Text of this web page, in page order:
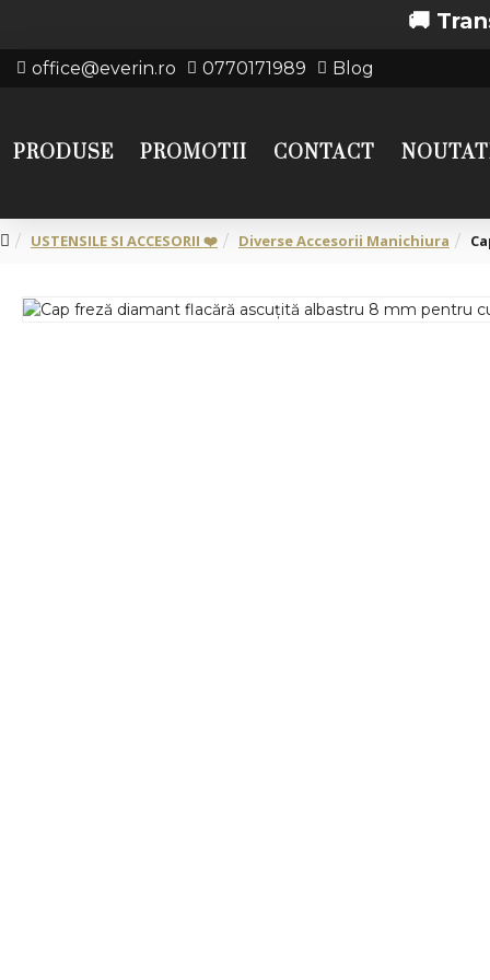
🚚 Transport
office@everin.ro 0770171989 Blog
PRODUSE PROMOTII CONTACT
USTENSILE SI ACCESORII ❤️ Diverse Accesorii Manichiura